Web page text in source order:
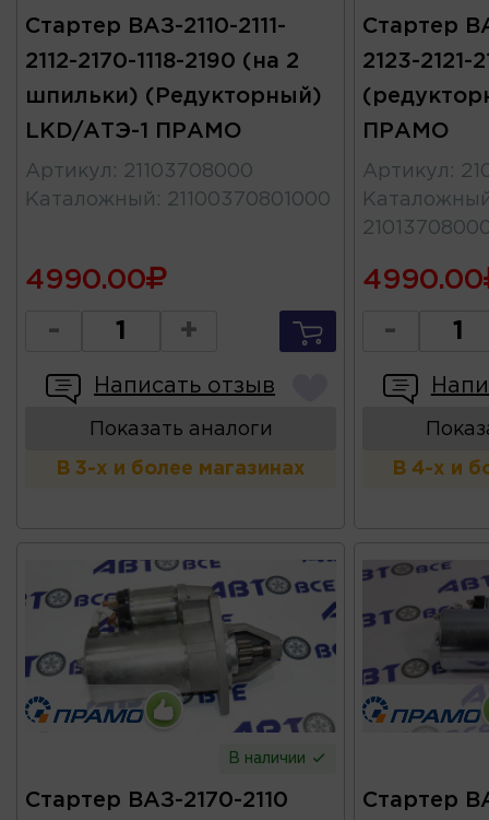
Стартер ВАЗ-2110-2111-
2112-2170-1118-2190 (на 2
шпильки) (Редукторный)
LKD/АТЭ-1 ПРАМО
Артикул : 21103708000
Каталожный : 21100370801000
4990.00
- +
Написать отзыв
Показать аналоги
В 3-х и более магазинах
Стартер
2123-2121-
ПРАМО
Артикул :
4990.00
-
В 4-х и
В наличии
Стартер ВАЗ-2170-2110
Стартер